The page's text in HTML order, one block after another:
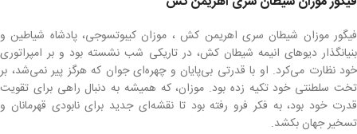
فیگور موزان شیطان سری اهریمن کش ، موزان کیبوتسوجی، پادشاه شیاطین و
بنیانگذار دیوهای انیمه شیطان کش، در تاریکی شب نشسته بود و بر امپراتوری
خود نظارت می‌کرد. او با قدرتی بی‌پایان و چهره‌ای جوان که هرگز پیر نمی‌شد، بر
تخت سلطنتی خود تکیه زده بود. موزان، که همیشه به دنبال راهی برای تقویت
قدرت خود بود، به فکر فرو رفته بود تا نقشه‌ای جدید برای نابودی قهرمانان و
تسخیر جهان بکشد.